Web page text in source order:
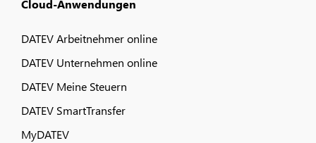
Cloud-Anwendungen
DATEV Arbeitnehmer online
DATEV Unternehmen online
DATEV Meine Steuern
DATEV SmartTransfer
MyDATEV